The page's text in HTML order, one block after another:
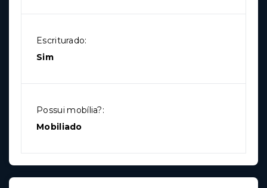
Escriturado:
Sim
Possui mobília?:
Mobiliado